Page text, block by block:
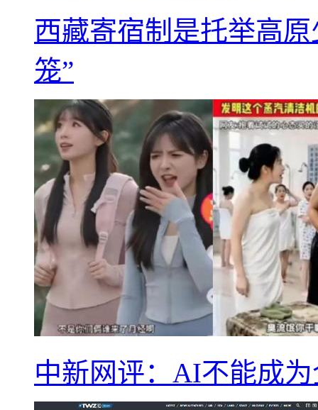
西藏寄宿制是托举高
笼”
中新网评：AI不能成